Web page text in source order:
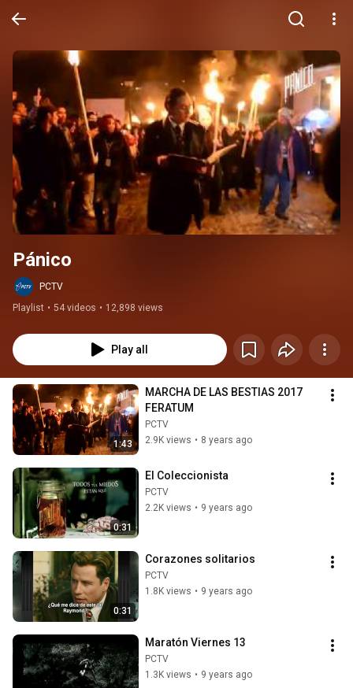
Pánico
PCTV
Playlist • 54 videos • 12,898 views
Play all
1:43
MARCHA DE LAS BESTIAS 2017
FERATUM
PCTV
2.9K views • 8 years ago
0:31
El Coleccionista
PCTV
2.2K views • 9 years ago
0:31
Corazones solitarios
PCTV
1.8K views • 9 years ago
Maratón Viernes 13
PCTV
1.3K views • 9 years ago